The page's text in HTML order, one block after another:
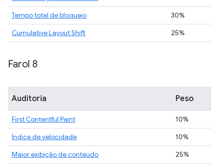
Tempo total de bloqueio
30%
Cumulative Layout Shift
25%
Farol 8
Auditoria Peso
First Contentful Paint
10%
Índice de velocidade
10%
Maior exibição de conteúdo
25%